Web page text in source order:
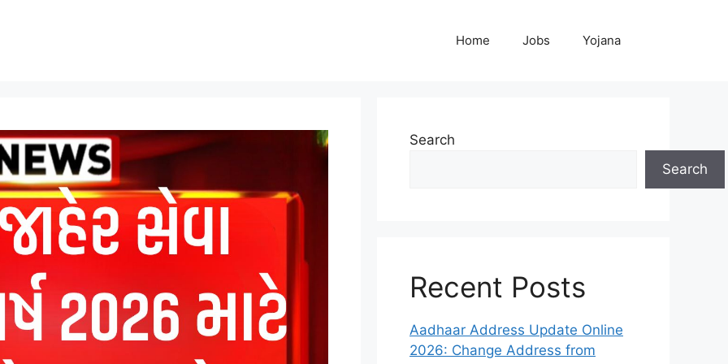
Home Jobs Yojana
Search
Search
Recent Posts
Aadhaar Address Update Online
2026: Change Address from